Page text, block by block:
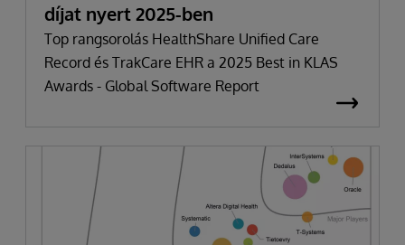
díjat nyert 2025-ben
Top rangsorolás HealthShare Unified Care
Record és TrakCare EHR a 2025 Best in KLAS
Awards - Global Software Report